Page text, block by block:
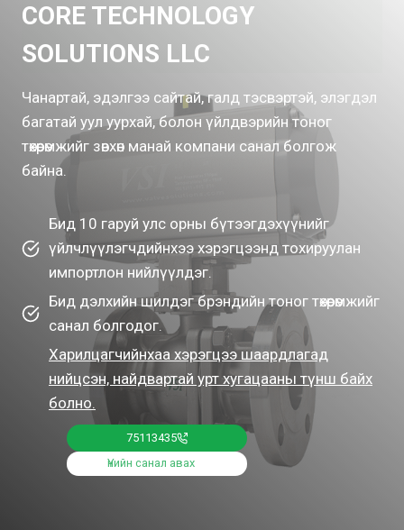
CORE TECHNOLOGY
SOLUTIONS LLC
Чанартай, эдэлгээ сайтай, галд тэсвэртэй, элэгдэл
багатай уул уурхай, болон үйлдвэрийн тоног
төхөөрөмжийг зөвхөн манай компани санал болгож
байна.
Бид 10 гаруй улс орны бүтээгдэхүүнийг
үйлчлүүлэгчдийнхээ хэрэгцээнд тохируулан
импортлон нийлүүлдэг.
Бид дэлхийн шилдэг брэндийн тоног төхөөрөмжийг
санал болгодог.
Харилцагчийнхаа хэрэгцээ шаардлагад
нийцсэн, найдвартай урт хугацааны түнш байх
болно.
75113435
Үнийн санал авах